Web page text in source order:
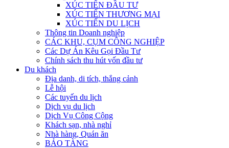
XÚC TIẾN ĐẦU TƯ
XÚC TIẾN THƯƠNG MẠI
XÚC TIẾN DU LỊCH
Thông tin Doanh nghiệp
CÁC KHU, CỤM CÔNG NGHIỆP
Các Dự Án Kêu Gọi Đầu Tư
Chính sách thu hút vốn đầu tư
Du khách
Địa danh, di tích, thắng cảnh
Lễ hội
Các tuyến du lịch
Dịch vụ du lịch
Dịch Vụ Công Cộng
Khách sạn, nhà nghỉ
Nhà hàng, Quán ăn
BẢO TÀNG